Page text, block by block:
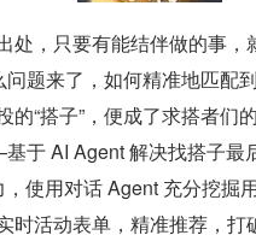
处，只要有能结伴做的事，
问题来了，如何精准地匹配
的“搭子”，便成了求搭者们的
于 AI Agent 解决找搭子最
，使用对话 Agent 充分挖掘
时活动表单，精准推荐，打